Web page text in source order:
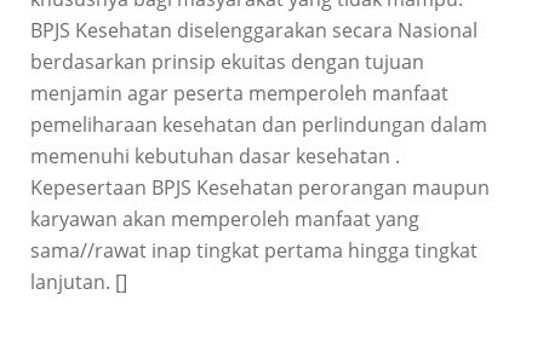
BPJS Kesehatan diselenggarakan secara Nasional
berdasarkan prinsip ekuitas dengan tujuan
menjamin agar peserta memperoleh manfaat
pemeliharaan kesehatan dan perlindungan dalam
memenuhi kebutuhan dasar kesehatan .
Kepesertaan BPJS Kesehatan perorangan maupun
karyawan akan memperoleh manfaat yang
sama//rawat inap tingkat pertama hingga tingkat
lanjutan. []